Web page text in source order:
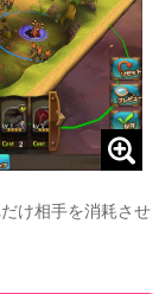
け相手を消耗させ